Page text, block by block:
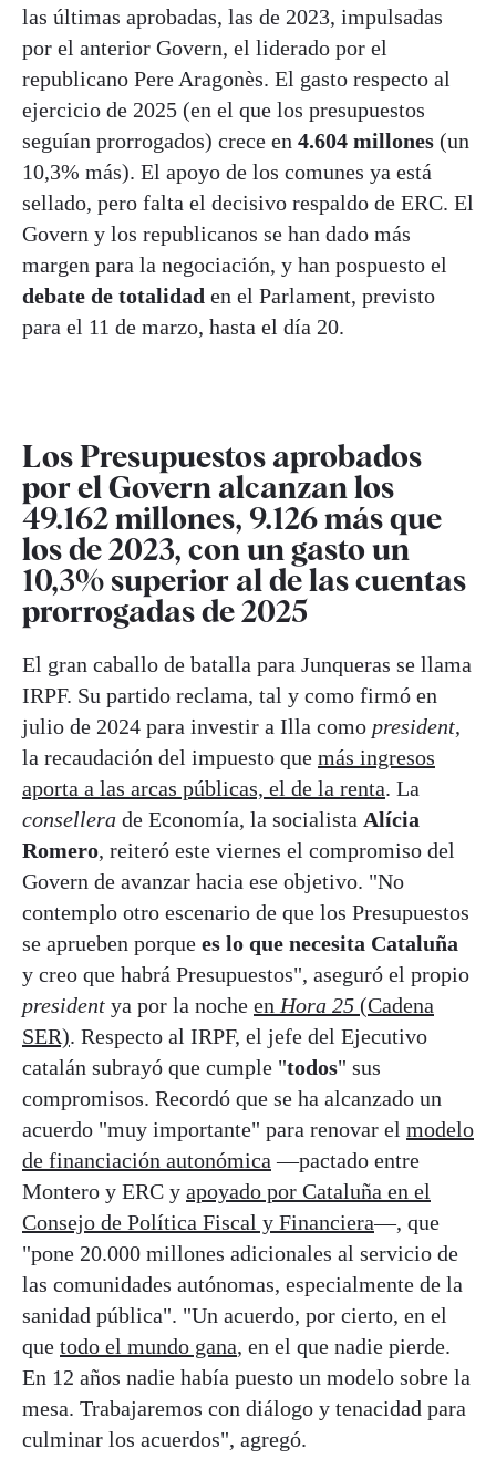
las últimas aprobadas, las de 2023, impulsadas
por el anterior Govern, el liderado por el
republicano Pere Aragonès. El gasto respecto al
ejercicio de 2025 (en el que los presupuestos
seguían prorrogados) crece en 4.604 millones (un
10,3% más). El apoyo de los comunes ya está
sellado, pero falta el decisivo respaldo de ERC. El
Govern y los republicanos se han dado más
margen para la negociación, y han pospuesto el
debate de totalidad en el Parlament, previsto
para el 11 de marzo, hasta el día 20.
Los Presupuestos aprobados
por el Govern alcanzan los
49.162 millones, 9.126 más que
los de 2023, con un gasto un
10,3% superior al de las cuentas
prorrogadas de 2025
El gran caballo de batalla para Junqueras se llama
IRPF. Su partido reclama, tal y como firmó en
julio de 2024 para investir a Illa como president,
la recaudación del impuesto que más ingresos
aporta a las arcas públicas, el de la renta. La
consellera de Economía, la socialista Alícia
Romero, reiteró este viernes el compromiso del
Govern de avanzar hacia ese objetivo. "No
contemplo otro escenario de que los Presupuestos
se aprueben porque es lo que necesita Cataluña
y creo que habrá Presupuestos", aseguró el propio
president ya por la noche en Hora 25 (Cadena
SER). Respecto al IRPF, el jefe del Ejecutivo
catalán subrayó que cumple "todos" sus
compromisos. Recordó que se ha alcanzado un
acuerdo "muy importante" para renovar el modelo
de financiación autonómica —pactado entre
Montero y ERC y apoyado por Cataluña en el
Consejo de Política Fiscal y Financiera—, que
"pone 20.000 millones adicionales al servicio de
las comunidades autónomas, especialmente de la
sanidad pública". "Un acuerdo, por cierto, en el
que todo el mundo gana, en el que nadie pierde.
En 12 años nadie había puesto un modelo sobre la
mesa. Trabajaremos con diálogo y tenacidad para
culminar los acuerdos", agregó.